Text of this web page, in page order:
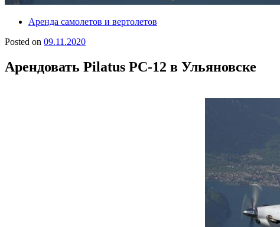
Аренда самолетов и вертолетов
Posted on 09.11.2020
Арендовать Pilatus PC-12 в Ульяновске